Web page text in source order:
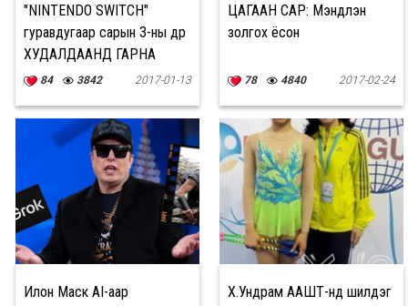
"NINTENDO SWITCH"
гуравдугаар сарын 3-ны өдөр
ХУДАЛДААНД ГАРНА
84 3842 2017-01-13
ЦАГААН САР: Мэндлэн
золгох ёсон
78 4840 2017-02-24
Илон Маск AI-аар
Х.Ундрам ААШТ-нд шилдэг